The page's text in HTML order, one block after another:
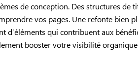
de conception. Des structures de
vos pages. Une refonte bien
qui contribuent aux
booster votre visibilité